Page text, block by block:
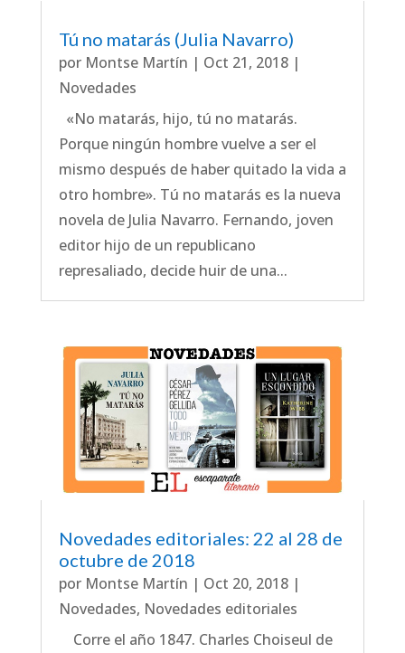
Tú no matarás (Julia Navarro)
por Montse Martín | Oct 21, 2018|
Novedades
«No matarás, hijo, tú no matarás.
Porque ningún hombre vuelve a ser el
mismo después de haber quitado la vida a
otro hombre». Tú no matarás es la nueva
novela de Julia Navarro. Fernando, joven
editor hijo de un republicano
represaliado, decide huir de una...
Novedades editoriales: 22 al 28 de
octubre de 2018
por Montse Martín | Oct 20, 2018|
Novedades, Novedades editoriales
Corre el año 1847. Charles Choiseul de